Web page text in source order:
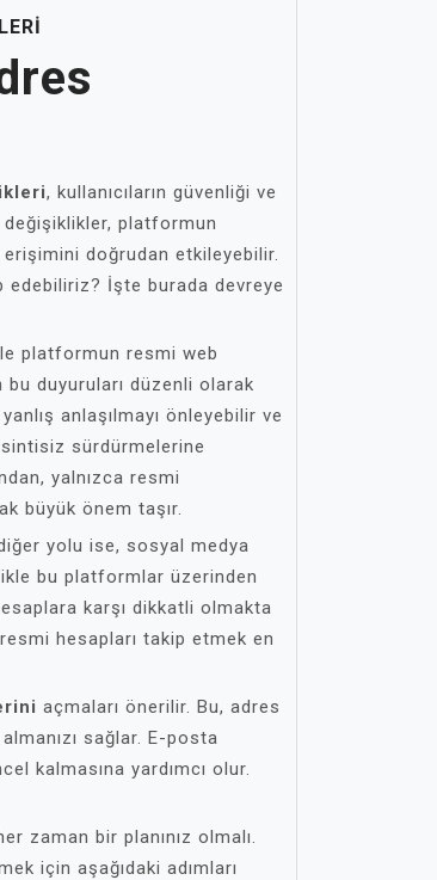
, kullanıcıların güvenliği ve
değişiklikler, platformun
erişimini doğrudan etkileyebilir.
edebiliriz? İşte burada devreye
platformun resmi web
bu duyuruları düzenli olarak
anlaşılmayı önleyebilir ve
sürdürmelerine
yalnızca resmi
büyük önem taşır.
yolu ise, sosyal medya
bu platformlar üzerinden
karşı dikkatli olmakta
hesapları takip etmek en
açmaları önerilir. Bu, adres
sağlar. E-posta
kalmasına yardımcı olur.
zaman bir planınız olmalı.
için aşağıdaki adımları